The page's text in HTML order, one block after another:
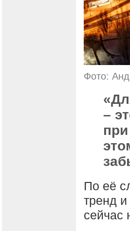
Фото:
–
По её
тренд и
сейчас